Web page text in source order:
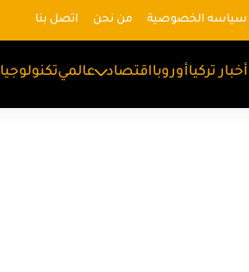
سياسه الخصوصية من نحن اتصل بنا
أخبار تركياأوروبااقتصاد عالميتكنولوجيا